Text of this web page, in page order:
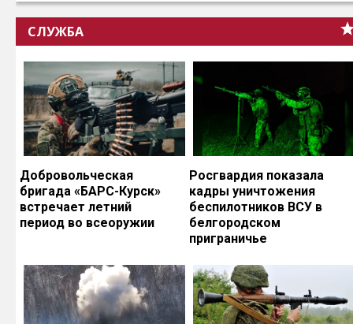
СЛУЖБА
Добровольческая
бригада «БАРС-Курск»
встречает летний
период во всеоружии
Росгвардия показала
кадры уничтожения
беспилотников ВСУ в
белгородском
приграничье